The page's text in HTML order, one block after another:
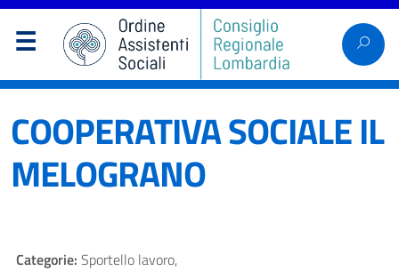
COOPERATIVA SOCIALE IL
MELOGRANO
Categorie: Sportello lavoro,